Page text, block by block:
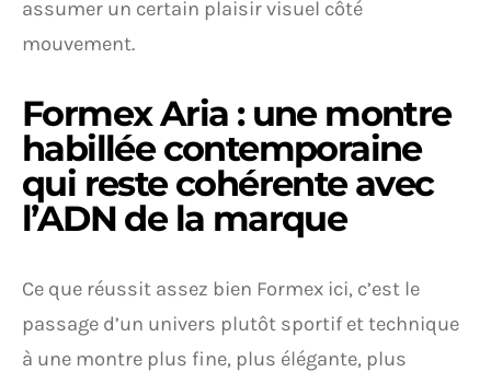
assumer un certain plaisir visuel côté
mouvement.
Formex Aria : une montre
habillée contemporaine
qui reste cohérente avec
l’ADN de la marque
Ce que réussit assez bien Formex ici, c’est le
passage d’un univers plutôt sportif et technique
à une montre plus fine, plus élégante, plus